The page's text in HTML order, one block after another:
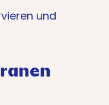
und